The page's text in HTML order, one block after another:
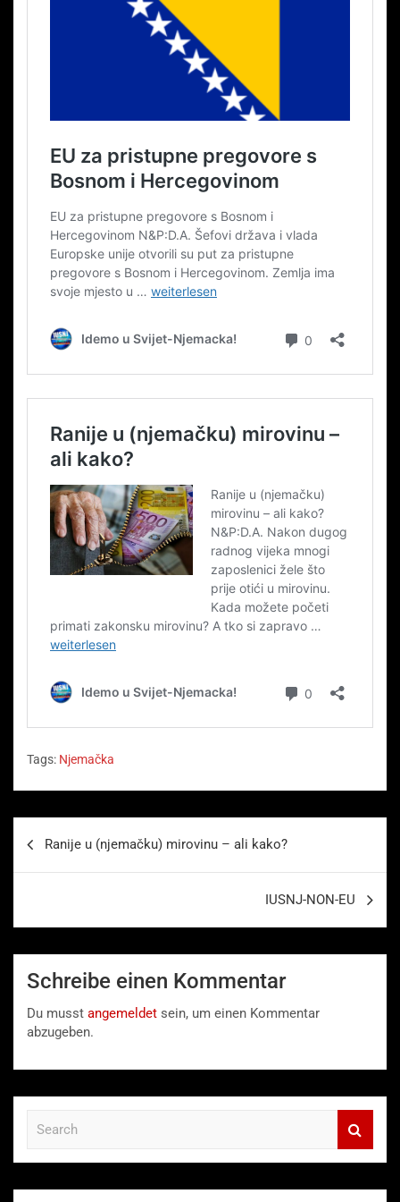
Tags: Njemačka
Ranije u (njemačku) mirovinu – ali kako?
IUSNJ-NON-EU
Schreibe einen Kommentar
Du musst angemeldet sein, um einen Kommentar
abzugeben.
c